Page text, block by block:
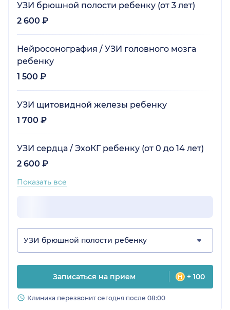
УЗИ брюшной полости ребенку (от 3 лет)
2 600 ₽
Нейросонография / УЗИ головного мозга
ребенку
1 500 ₽
УЗИ щитовидной железы ребенку
1 700 ₽
УЗИ сердца / ЭхоКГ ребенку (от 0 до 14 лет)
2 600 ₽
Показать все
УЗИ брюшной полости ребенку
Записаться на прием + 100
Клиника перезвонит сегодня после 08:00